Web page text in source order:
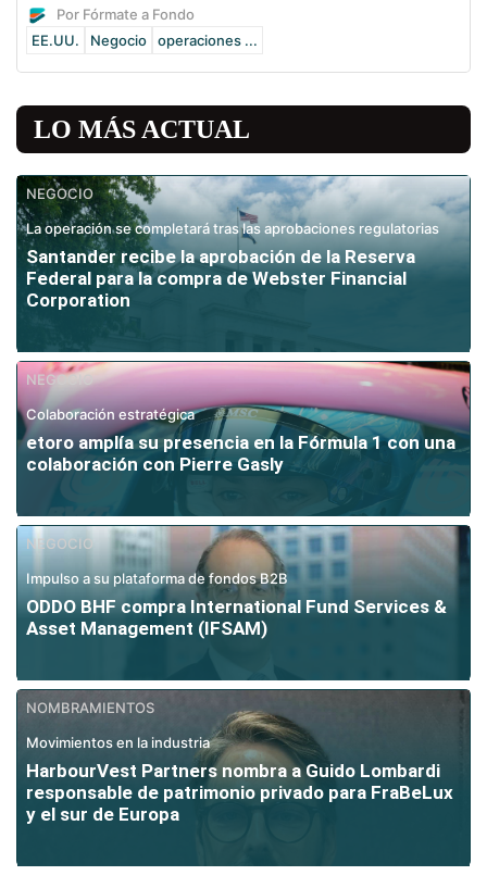
Por Fórmate a Fondo
EE.UU.
Negocio operaciones ...
LO MÁS ACTUAL
NEGOCIO
La operación se completará tras las aprobaciones regulatorias
Santander recibe la aprobación de la Reserva
Federal para la compra de Webster Financial
Corporation
NEGOCIO
Colaboración estratégica
etoro amplía su presencia en la Fórmula 1 con una
colaboración con Pierre Gasly
NEGOCIO
Impulso a su plataforma de fondos B2B
ODDO BHF compra International Fund Services &
Asset Management (IFSAM)
NOMBRAMIENTOS
Movimientos en la industria
HarbourVest Partners nombra a Guido Lombardi
responsable de patrimonio privado para FraBeLux
y el sur de Europa